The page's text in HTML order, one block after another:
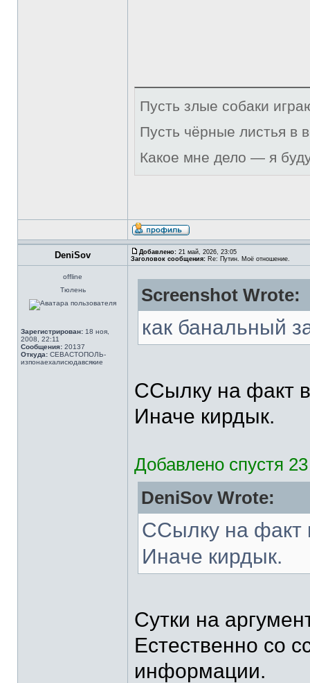
Пусть злые собаки
Пусть чёрные листья в
Какое мне дело — я
DeniSov Добавлено: 21 май, 2026, 23:05
Заголовок сообщения: Re: Путин. Моё отношение.
offline
Тюлень
Зарегистрирован: 18 ноя,
2008, 22:11
Сообщения: 20137
Откуда: СЕВАСТОПОЛЬ-
изпонаехалисюдавсякие
Screenshot Wrote:
как банальный
ССылку на факт
Иначе кирдык.
Добавлено спустя
DeniSov Wrote:
ССылку на факт
Иначе кирдык.
Сутки на
Естественно со
информации.